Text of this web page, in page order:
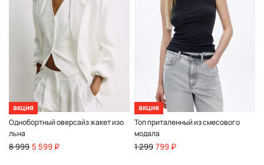
акция
Однобортный оверсайз жакет изо
льна
8 999 5 599 ₽
акция
Топ приталенный из смесового
модала
1 299 799 ₽